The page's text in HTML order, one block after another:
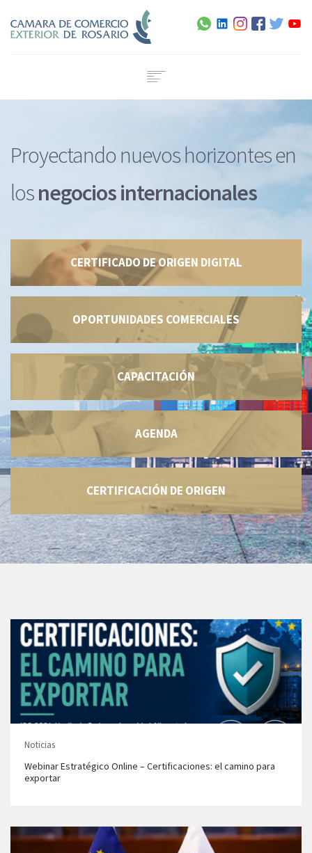
Servicios
Noticias
Contacto
Certificado de Origen Digital
Proyectando nuevos horizontesen
losnegocios internacionales
CERTIFICADO DE ORIGEN DIGITAL
OPORTUNIDADES COMERCIALES
CAPACITACIÓN
AGENDA
CERTIFICACIÓN DE ORIGEN
Noticias
Webinar Estratégico Online – Certificaciones: el camino para
exportar